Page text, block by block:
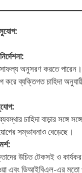
অনুসরণ করতে
করে ব্যক্তিগত চাহিদা
চাহিদা বাড়ার সঙ্গে
সম্ভাবনাও বেড়েছে।
উচিত টেকসই ও কার্যকর
এবং ডিআইবিএল-এর মতো